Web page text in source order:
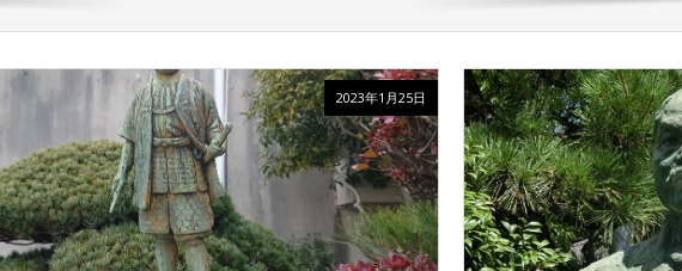
2023年1月25日